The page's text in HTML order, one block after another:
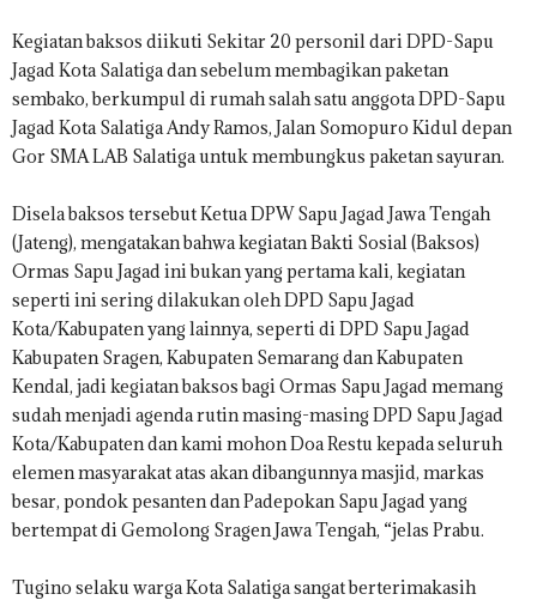
Kegiatan baksos diikuti Sekitar 20 personil dari DPD-Sapu
Jagad Kota Salatiga dan sebelum membagikan paketan
sembako, berkumpul di rumah salah satu anggota DPD-Sapu
Jagad Kota Salatiga Andy Ramos, Jalan Somopuro Kidul depan
Gor SMA LAB Salatiga untuk membungkus paketan sayuran.
Disela baksos tersebut Ketua DPW Sapu Jagad Jawa Tengah
(Jateng), mengatakan bahwa kegiatan Bakti Sosial (Baksos)
Ormas Sapu Jagad ini bukan yang pertama kali, kegiatan
seperti ini sering dilakukan oleh DPD Sapu Jagad
Kota/Kabupaten yang lainnya, seperti di DPD Sapu Jagad
Kabupaten Sragen, Kabupaten Semarang dan Kabupaten
Kendal, jadi kegiatan baksos bagi Ormas Sapu Jagad memang
sudah menjadi agenda rutin masing-masing DPD Sapu Jagad
Kota/Kabupaten dan kami mohon Doa Restu kepada seluruh
elemen masyarakat atas akan dibangunnya masjid, markas
besar, pondok pesanten dan Padepokan Sapu Jagad yang
bertempat di Gemolong Sragen Jawa Tengah, “jelas Prabu.
Tugino selaku warga Kota Salatiga sangat berterimakasih